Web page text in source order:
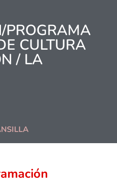
PROGRAMA
CULTURA
/ LA